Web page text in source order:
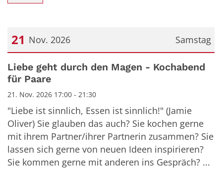
Samstag
21 Nov. 2026
Datum: 21. November 2026
Liebe geht durch den Magen - Kochabend
für Paare
21. Nov. 2026 17:00 - 21:30
"Liebe ist sinnlich, Essen ist sinnlich!" (Jamie
Oliver) Sie glauben das auch? Sie kochen gerne
mit ihrem Partner/ihrer Partnerin zusammen? Sie
lassen sich gerne von neuen Ideen inspirieren?
Sie kommen gerne mit anderen ins Gespräch? ...